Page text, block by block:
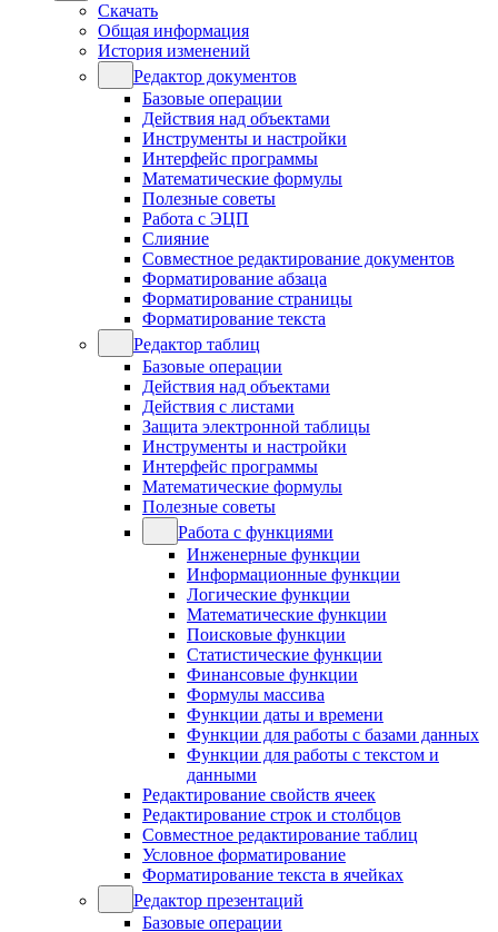
Скачать
Общая информация
История изменений
Редактор документов
Базовые операции
Действия над объектами
Инструменты и настройки
Интерфейс программы
Математические формулы
Полезные советы
Работа с ЭЦП
Слияние
Совместное редактирование документов
Форматирование абзаца
Форматирование страницы
Форматирование текста
Редактор таблиц
Базовые операции
Действия над объектами
Действия с листами
Защита электронной таблицы
Инструменты и настройки
Интерфейс программы
Математические формулы
Полезные советы
Работа с функциями
Инженерные функции
Информационные функции
Логические функции
Математические функции
Поисковые функции
Статистические функции
Финансовые функции
Формулы массива
Функции даты и времени
Функции для работы с базами данных
Функции для работы с текстом и
данными
Редактирование свойств ячеек
Редактирование строк и столбцов
Совместное редактирование таблиц
Условное форматирование
Форматирование текста в ячейках
Редактор презентаций
Базовые операции